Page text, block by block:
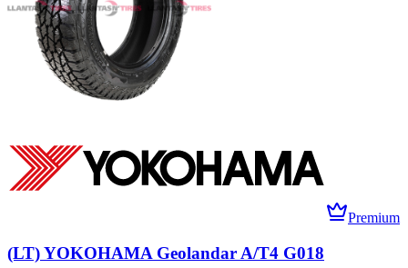
Premium
(LT) YOKOHAMA Geolandar A/T4 G018